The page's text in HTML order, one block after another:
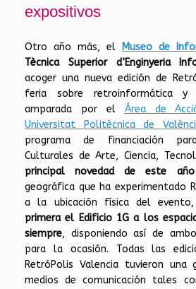
expositivos
Otro año más, el Museo de
Tècnica Superior d’Enginyeria
acoger una nueva edición de
feria sobre retroinformática y
amparada por el Área de
Universitat Politècnica de
programa de financiación
Culturales de Arte, Ciencia,
principal novedad de este año
geográfica que ha experimentado
a la ubicación física del evento,
primera el Edificio 1G a los
siempre, disponiendo así de
para la ocasión. Todas las
RetróPolis Valencia tuvieron una
medios de comunicación tales